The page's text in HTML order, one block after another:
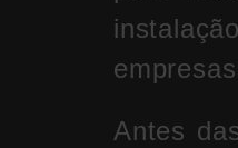
Antes